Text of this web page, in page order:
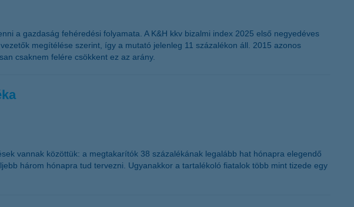
a gazdaság fehéredési folyamata. A K&H kkv bizalmi index 2025 első negyedéves
megítélése szerint, így a mutató jelenleg 11 százalékon áll. 2015 azonos
csaknem felére csökkent ez az arány.
vannak közöttük: a megtakarítók 38 százalékának legalább hat hónapra elegendő
három hónapra tud tervezni. Ugyanakkor a tartalékoló fiatalok több mint tizede egy